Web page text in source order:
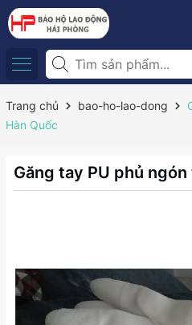
Trang chủ bao-ho-lao-dong
Hàn Quốc
Găng tay PU phủ